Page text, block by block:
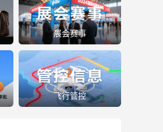
展会赛事
飞行管控